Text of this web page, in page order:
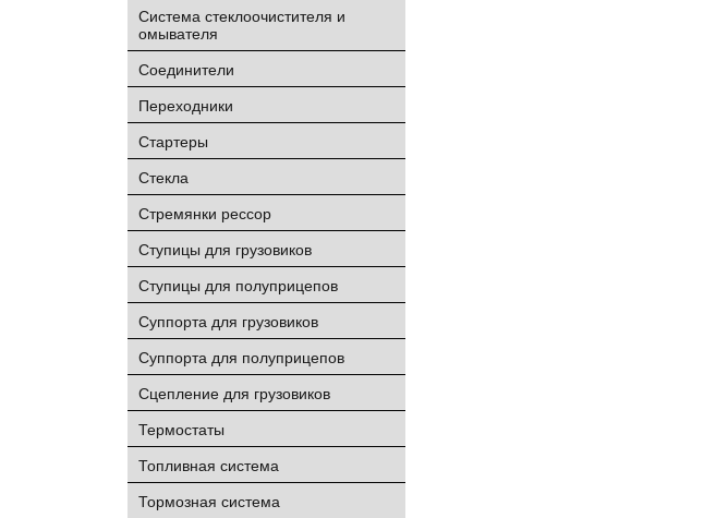
Система стеклоочистителя и
омывателя
Соединители
Переходники
Стартеры
Стекла
Стремянки рессор
Ступицы для грузовиков
Ступицы для полуприцепов
Суппорта для грузовиков
Суппорта для полуприцепов
Сцепление для грузовиков
Термостаты
Топливная система
Тормозная система